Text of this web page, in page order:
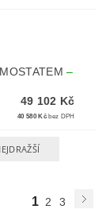
–
49 102 Kč
40 580 Kč bez DPH
1 2
3